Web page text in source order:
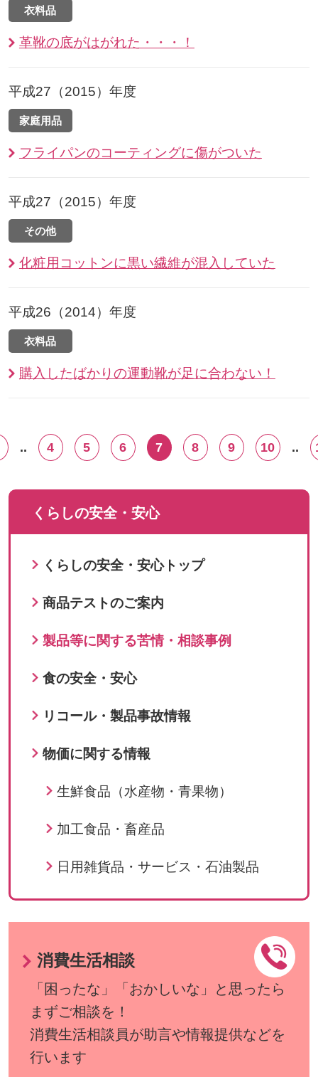
衣料品
革靴の底がはがれた・・・！
平成27（2015）年度
家庭用品
フライパンのコーティングに傷がついた
平成27（2015）年度
その他
化粧用コットンに黒い繊維が混入していた
平成26（2014）年度
衣料品
購入したばかりの運動靴が足に合わない！
.. 4 5 6 7 8 9 10 ..
くらしの安全・安心
くらしの安全・安心トップ
商品テストのご案内
製品等に関する苦情・相談事例
食の安全・安心
リコール・製品事故情報
物価に関する情報
生鮮食品（水産物・青果物）
加工食品・畜産品
日用雑貨品・サービス・石油製品
消費生活相談
「困ったな」「おかしいな」と思ったら
まずご相談を！
消費生活相談員が助言や情報提供などを
行います